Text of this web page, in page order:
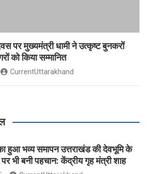
पर मुख्यमंत्री धामी ने उत्कृष्ट बुनकरों
को किया सम्मानित
CurrentUttarakhand
हुआ भव्य समापन उत्तराखंड की देवभूमि के
भी बनी पहचान: केंद्रीय गृह मंत्री शाह